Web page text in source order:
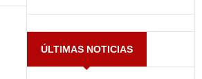
ÚLTIMAS NOTICIAS